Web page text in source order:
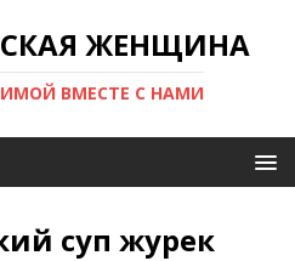
ЖЕНЩИНА
ВМЕСТЕ С НАМИ
суп журек